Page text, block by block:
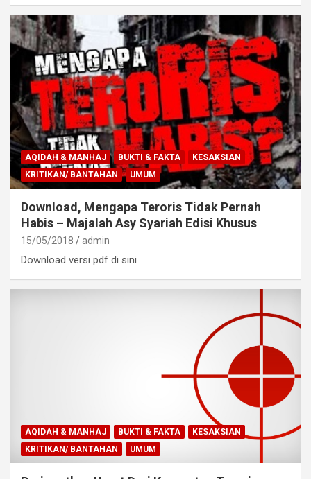
AQIDAH & MANHAJ BUKTI & FAKTA
KESAKSIAN
KRITIKAN/ BANTAHAN
UMUM
Download, Mengapa Teroris Tidak Pernah
Habis – Majalah Asy Syariah Edisi Khusus
15/05/2018 admin
Download versi pdf di sini
AQIDAH & MANHAJ BUKTI & FAKTA
KESAKSIAN
KRITIKAN/ BANTAHAN
UMUM